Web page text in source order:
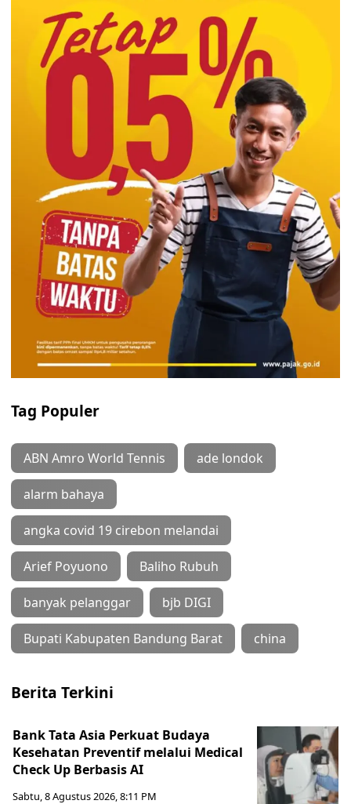
Tag Populer
ABN Amro World Tennis ade londok
alarm bahaya
angka covid 19 cirebon melandai
Arief Poyuono Baliho Rubuh
banyak pelanggar bjb DIGI
Bupati Kabupaten Bandung Barat china
Berita Terkini
Bank Tata Asia Perkuat Budaya
Kesehatan Preventif melalui Medical
Check Up Berbasis AI
Sabtu, 8 Agustus 2026, 8:11 PM